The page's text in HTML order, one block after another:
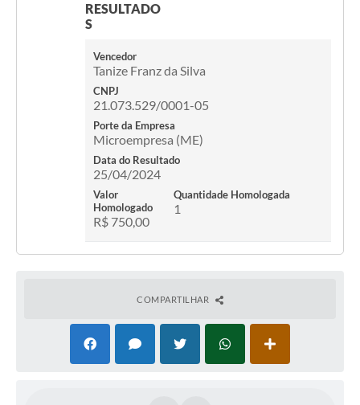
RESULTADO
S
Vencedor
Tanize Franz da Silva
CNPJ
21.073.529/0001-05
Porte da Empresa
Microempresa (ME)
Data do Resultado
25/04/2024
Valor
Homologado
R$ 750,00
Quantidade Homologada
1
COMPARTILHAR